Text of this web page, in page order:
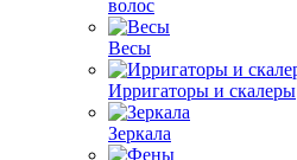
волос
Весы
Ирригаторы и скалеры
Зеркала